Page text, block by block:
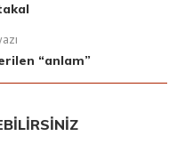
“anlam”